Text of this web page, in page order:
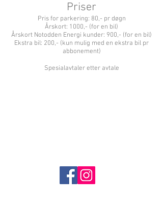
Priser
Pris for parkering: 80,- pr døgn
Årskort: 1000,- (for en bil)
Årskort Notodden Energi kunder: 900,- (for en bil)
Ekstra bil: 200,- (kun mulig med en ekstra bil pr
abbonement)
Spesialavtaler etter avtale